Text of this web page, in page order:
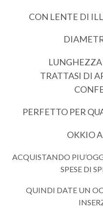
CON LENTE DI
TRATTASI DI
PERFETTO PER
OKKIO
ACQUISTANDO
SPESE DI
QUINDI DATE UN